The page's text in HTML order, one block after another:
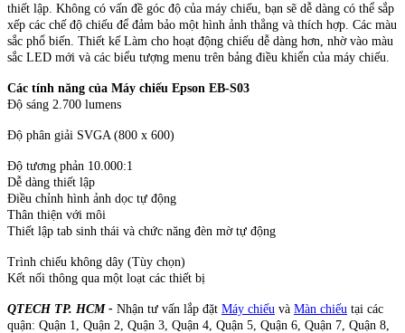
thiết lập. Không có vấn đề góc độ của máy chiếu, bạn sẽ dễ dàng có thể sắp
xếp các chế độ chiếu để đảm bảo một hình ảnh thẳng và thích hợp. Các màu
sắc phổ biến. Thiết kế Làm cho hoạt động chiếu dễ dàng hơn, nhờ vào màu
sắc LED mới và các biểu tượng menu trên bảng điều khiển của máy chiếu.
Các tính năng của Máy chiếu Epson EB-S03
Độ sáng 2.700 lumens
Độ phân giải SVGA (800 x 600)
Độ tương phản 10.000:1
Dễ dàng thiết lập
Điều chỉnh hình ảnh dọc tự động
Thân thiện với môi
Thiết lập tab sinh thái và chức năng đèn mờ tự động
Trình chiếu không dây (Tùy chọn)
Kết nối thông qua một loạt các thiết bị
QTECH TP. HCM - Nhận tư vấn lắp đặt Máy chiếu và Màn chiếu tại các
quận: Quận 1, Quận 2, Quận 3, Quận 4, Quận 5, Quận 6, Quận 7, Quận 8,